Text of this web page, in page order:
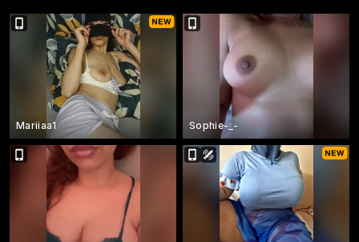
Mariiaa1 Sophie-_-